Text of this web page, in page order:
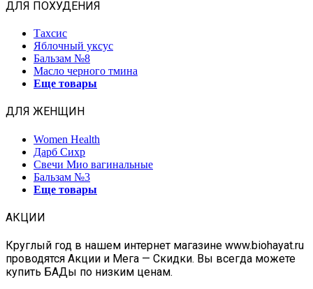
ДЛЯ ПОХУДЕНИЯ
Тахсис
Яблочный уксус
Бальзам №8
Масло черного тмина
Еще товары
ДЛЯ ЖЕНЩИН
Women Health
Дарб Сихр
Свечи Мио вагинальные
Бальзам №3
Еще товары
АКЦИИ
Круглый год в нашем интернет магазине www.biohayat.ru
проводятся Акции и Мега — Скидки. Вы всегда можете
купить БАДы по низким ценам.